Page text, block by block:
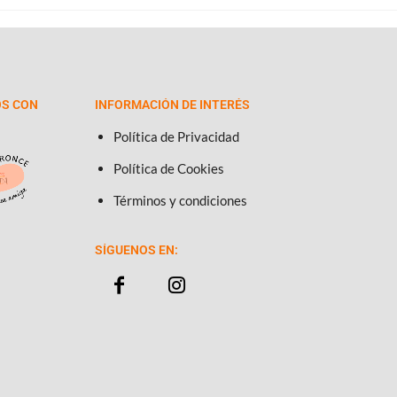
CON INFORMACIÓN DE INTERÉS
Política de Privacidad
Política de Cookies
Términos y condiciones
SÍGUENOS EN: